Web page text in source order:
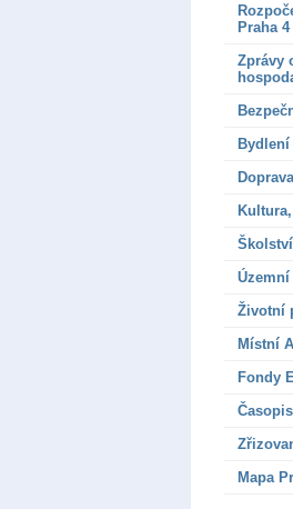
Praha 4
Zprávy
Bydlení
Životní
Místní
Fondy
Mapa